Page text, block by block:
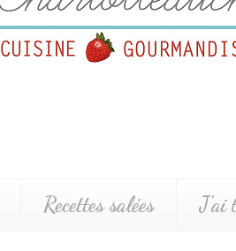
Recettes salées J'ai